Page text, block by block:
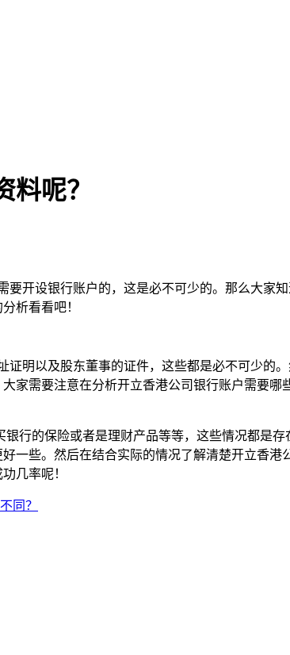
呢？
开设银行账户的，这是必不可少的。那么大家
析看看吧！
明以及股东董事的证件，这些都是必不可少的
家需要注意在分析开立香港公司银行账户需要
行的保险或者是理财产品等等，这些情况都是
一些。然后在结合实际的情况了解清楚开立香
几率呢！
同？